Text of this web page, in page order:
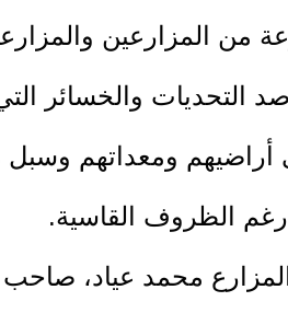
من المزارعين
التحديات والخسائر
أراضيهم ومعداتهم وسبل
رغم الظروف القاسية.